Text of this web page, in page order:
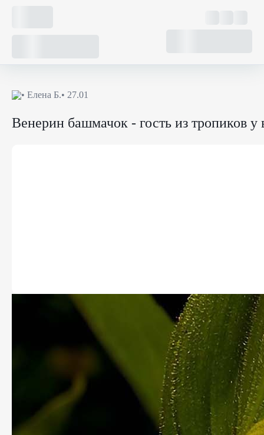
• Елена Б.• 27.01
Венерин башмачок - гость из тропиков у